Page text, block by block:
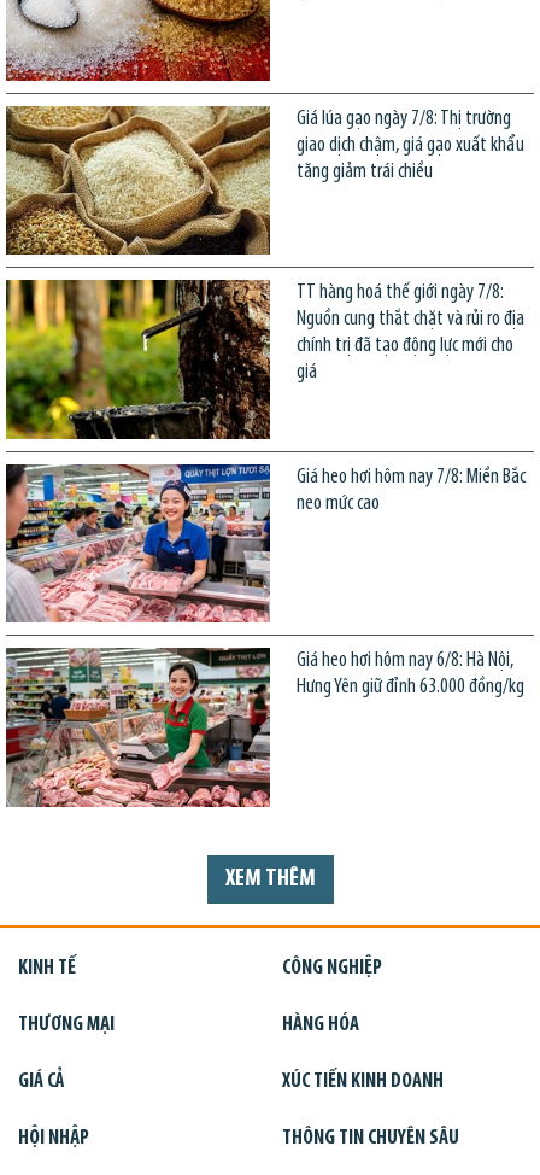
Giá lúa gạo ngày 7/8: Thị trường
giao dịch chậm, giá gạo xuất khẩu
tăng giảm trái chiều
TT hàng hoá thế giới ngày 7/8:
Nguồn cung thắt chặt và rủi ro địa
chính trị đã tạo động lực mới cho
giá
Giá heo hơi hôm nay 7/8: Miền Bắc
neo mức cao
Giá heo hơi hôm nay 6/8: Hà Nội,
Hưng Yên giữ đỉnh 63.000 đồng/kg
XEM THÊM
KINH TẾ CÔNG NGHIỆP
THƯƠNG MẠI HÀNG HÓA
GIÁ CẢ XÚC TIẾN KINH DOANH
HỘI NHẬP THÔNG TIN CHUYÊN SÂU